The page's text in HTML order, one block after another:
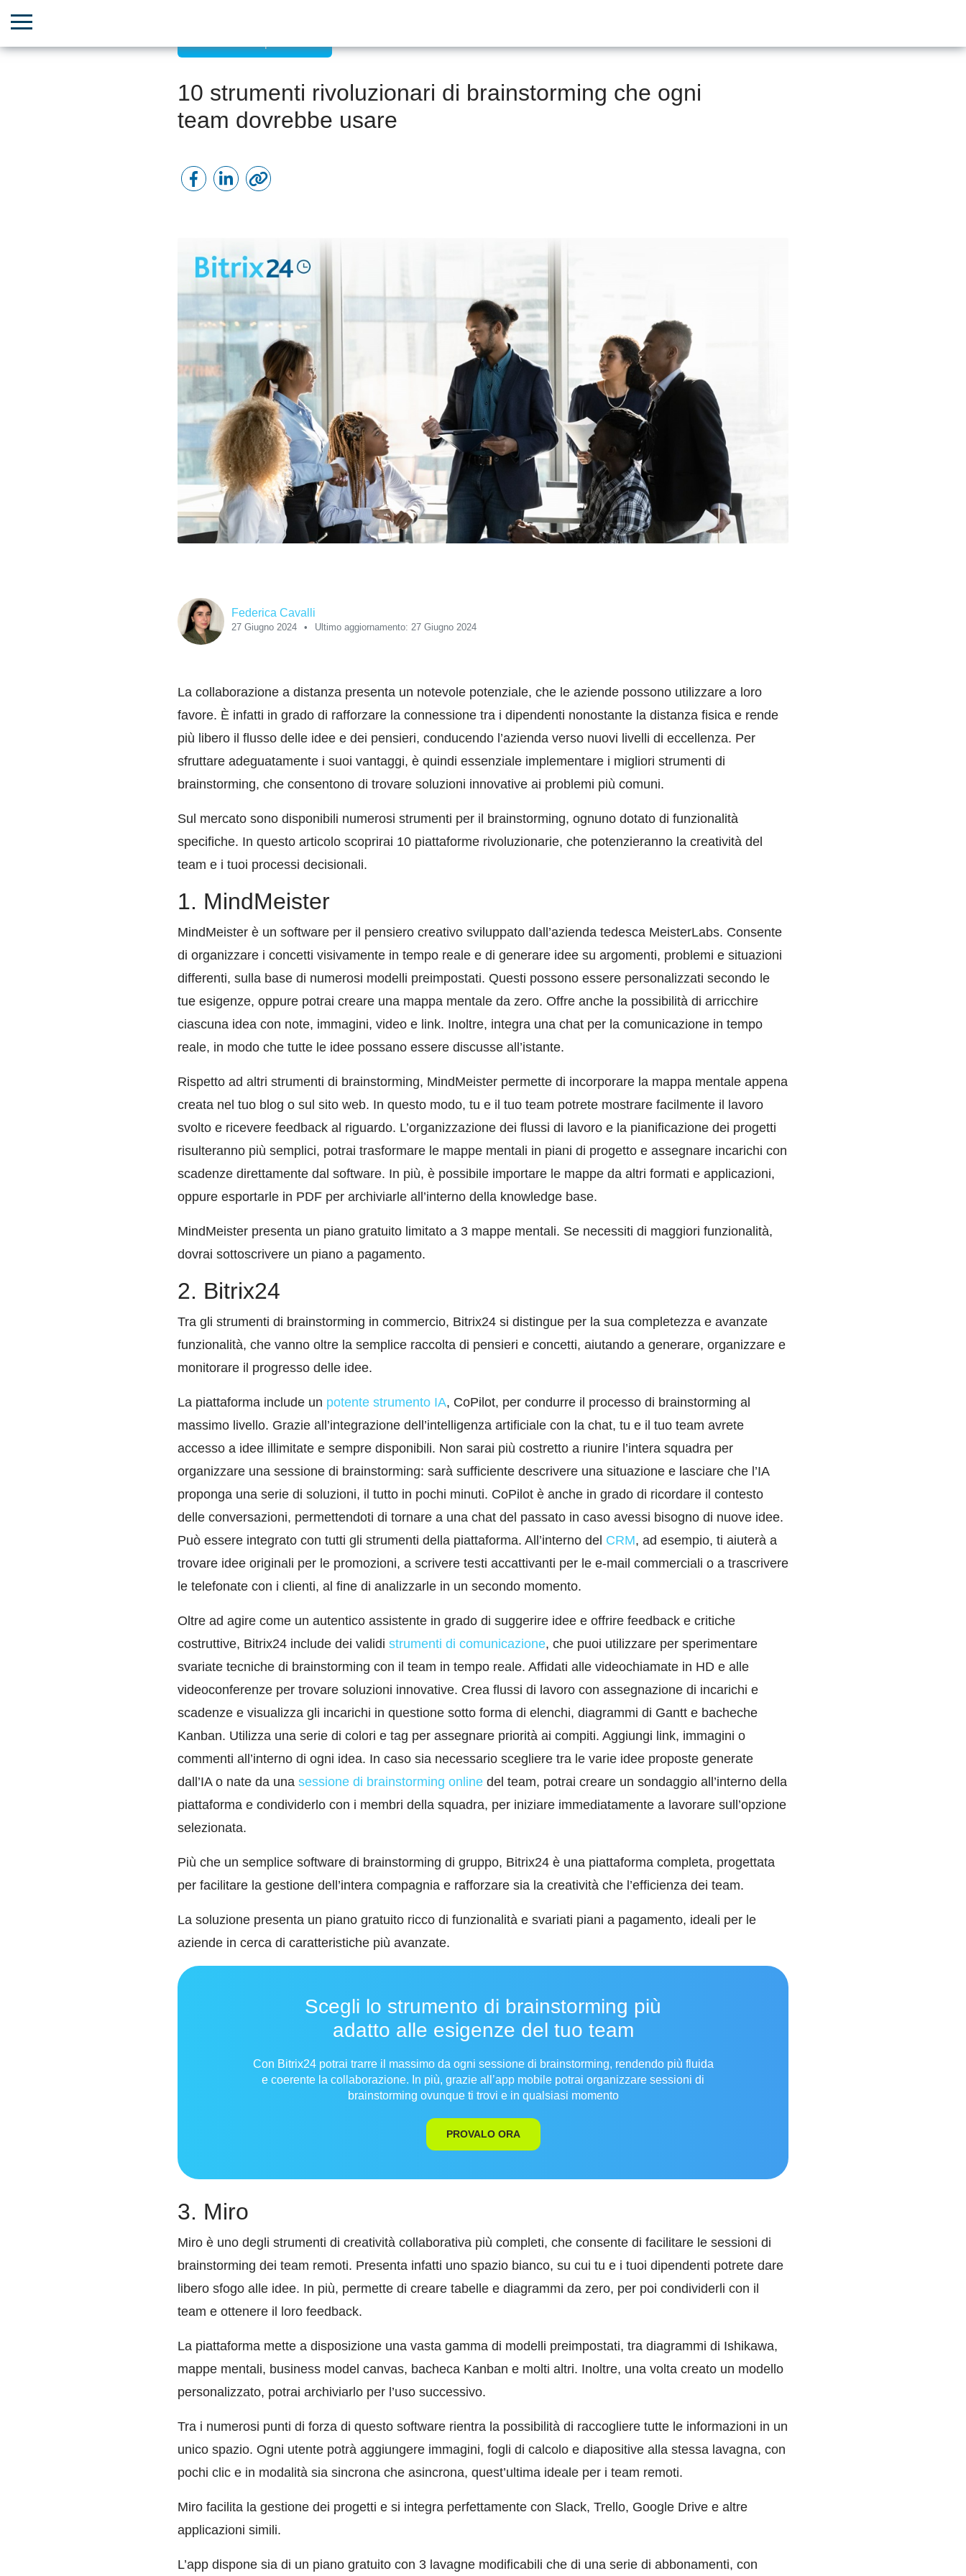
10 strumenti rivoluzionari di brainstorming che ogni
team dovrebbe usare
Federica Cavalli
27 Giugno 2024 Ultimo aggiornamento: 27 Giugno 2024
La collaborazione a distanza presenta un notevole potenziale, che le aziende possono utilizzare a loro
favore. È infatti in grado di rafforzare la connessione tra i dipendenti nonostante la distanza fisica e rende
più libero il flusso delle idee e dei pensieri, conducendo l’azienda verso nuovi livelli di eccellenza. Per
sfruttare adeguatamente i suoi vantaggi, è quindi essenziale implementare i migliori strumenti di
brainstorming, che consentono di trovare soluzioni innovative ai problemi più comuni.
Sul mercato sono disponibili numerosi strumenti per il brainstorming, ognuno dotato di funzionalità
specifiche. In questo articolo scoprirai 10 piattaforme rivoluzionarie, che potenzieranno la creatività del
team e i tuoi processi decisionali.
1. MindMeister
MindMeister è un software per il pensiero creativo sviluppato dall’azienda tedesca MeisterLabs. Consente
di organizzare i concetti visivamente in tempo reale e di generare idee su argomenti, problemi e situazioni
differenti, sulla base di numerosi modelli preimpostati. Questi possono essere personalizzati secondo le
tue esigenze, oppure potrai creare una mappa mentale da zero. Offre anche la possibilità di arricchire
ciascuna idea con note, immagini, video e link. Inoltre, integra una chat per la comunicazione in tempo
reale, in modo che tutte le idee possano essere discusse all’istante.
Rispetto ad altri strumenti di brainstorming, MindMeister permette di incorporare la mappa mentale appena
creata nel tuo blog o sul sito web. In questo modo, tu e il tuo team potrete mostrare facilmente il lavoro
svolto e ricevere feedback al riguardo. L’organizzazione dei flussi di lavoro e la pianificazione dei progetti
risulteranno più semplici, potrai trasformare le mappe mentali in piani di progetto e assegnare incarichi con
scadenze direttamente dal software. In più, è possibile importare le mappe da altri formati e applicazioni,
oppure esportarle in PDF per archiviarle all’interno della knowledge base.
MindMeister presenta un piano gratuito limitato a 3 mappe mentali. Se necessiti di maggiori funzionalità,
dovrai sottoscrivere un piano a pagamento.
2. Bitrix24
Tra gli strumenti di brainstorming in commercio, Bitrix24 si distingue per la sua completezza e avanzate
funzionalità, che vanno oltre la semplice raccolta di pensieri e concetti, aiutando a generare, organizzare e
monitorare il progresso delle idee.
La piattaforma include un potente strumento IA, CoPilot, per condurre il processo di brainstorming al
massimo livello. Grazie all’integrazione dell’intelligenza artificiale con la chat, tu e il tuo team avrete
accesso a idee illimitate e sempre disponibili. Non sarai più costretto a riunire l’intera squadra per
organizzare una sessione di brainstorming: sarà sufficiente descrivere una situazione e lasciare che l’IA
proponga una serie di soluzioni, il tutto in pochi minuti. CoPilot è anche in grado di ricordare il contesto
delle conversazioni, permettendoti di tornare a una chat del passato in caso avessi bisogno di nuove idee.
Può essere integrato con tutti gli strumenti della piattaforma. All’interno del CRM, ad esempio, ti aiuterà a
trovare idee originali per le promozioni, a scrivere testi accattivanti per le e-mail commerciali o a trascrivere
le telefonate con i clienti, al fine di analizzarle in un secondo momento.
Oltre ad agire come un autentico assistente in grado di suggerire idee e offrire feedback e critiche
costruttive, Bitrix24 include dei validi strumenti di comunicazione, che puoi utilizzare per sperimentare
svariate tecniche di brainstorming con il team in tempo reale. Affidati alle videochiamate in HD e alle
videoconferenze per trovare soluzioni innovative. Crea flussi di lavoro con assegnazione di incarichi e
scadenze e visualizza gli incarichi in questione sotto forma di elenchi, diagrammi di Gantt e bacheche
Kanban. Utilizza una serie di colori e tag per assegnare priorità ai compiti. Aggiungi link, immagini o
commenti all’interno di ogni idea. In caso sia necessario scegliere tra le varie idee proposte generate
dall’IA o nate da una sessione di brainstorming online del team, potrai creare un sondaggio all’interno della
piattaforma e condividerlo con i membri della squadra, per iniziare immediatamente a lavorare sull’opzione
selezionata.
Più che un semplice software di brainstorming di gruppo, Bitrix24 è una piattaforma completa, progettata
per facilitare la gestione dell’intera compagnia e rafforzare sia la creatività che l’efficienza dei team.
La soluzione presenta un piano gratuito ricco di funzionalità e svariati piani a pagamento, ideali per le
aziende in cerca di caratteristiche più avanzate.
Scegli lo strumento di brainstorming più
adatto alle esigenze del tuo team
Con Bitrix24 potrai trarre il massimo da ogni sessione di brainstorming, rendendo più fluida
e coerente la collaborazione. In più, grazie all’app mobile potrai organizzare sessioni di
brainstorming ovunque ti trovi e in qualsiasi momento
PROVALO ORA
3. Miro
Miro è uno degli strumenti di creatività collaborativa più completi, che consente di facilitare le sessioni di
brainstorming dei team remoti. Presenta infatti uno spazio bianco, su cui tu e i tuoi dipendenti potrete dare
libero sfogo alle idee. In più, permette di creare tabelle e diagrammi da zero, per poi condividerli con il
team e ottenere il loro feedback.
La piattaforma mette a disposizione una vasta gamma di modelli preimpostati, tra diagrammi di Ishikawa,
mappe mentali, business model canvas, bacheca Kanban e molti altri. Inoltre, una volta creato un modello
personalizzato, potrai archiviarlo per l’uso successivo.
Tra i numerosi punti di forza di questo software rientra la possibilità di raccogliere tutte le informazioni in un
unico spazio. Ogni utente potrà aggiungere immagini, fogli di calcolo e diapositive alla stessa lavagna, con
pochi clic e in modalità sia sincrona che asincrona, quest’ultima ideale per i team remoti.
Miro facilita la gestione dei progetti e si integra perfettamente con Slack, Trello, Google Drive e altre
applicazioni simili.
L’app dispone sia di un piano gratuito con 3 lavagne modificabili che di una serie di abbonamenti, con